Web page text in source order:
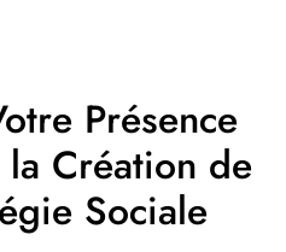
Présence
Création de
Sociale